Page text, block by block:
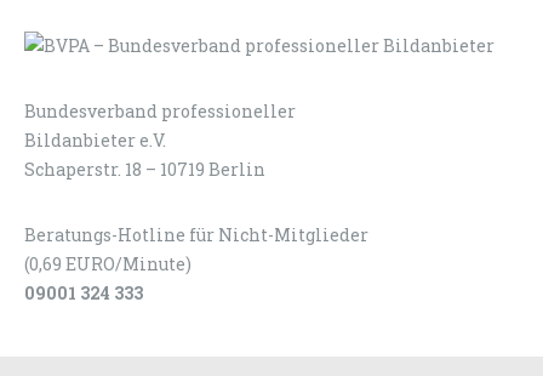
Bundesverband professioneller
Bildanbieter e.V.
Schaperstr. 18 – 10719 Berlin
Beratungs-Hotline für Nicht-Mitglieder
(0,69 EURO/Minute)
09001 324 333